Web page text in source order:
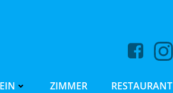
ZIMMER RESTAURANT